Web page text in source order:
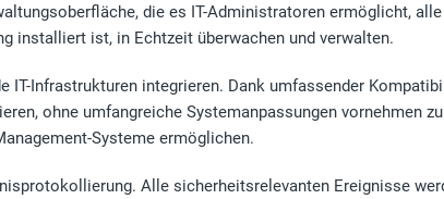
die es IT-Administratoren ermöglicht,
installiert ist, in Echtzeit überwachen und verwalten.
IT-Infrastrukturen integrieren. Dank umfassender
ohne umfangreiche Systemanpassungen vornehmen
Systeme ermöglichen.
Alle sicherheitsrelevanten Ereignisse